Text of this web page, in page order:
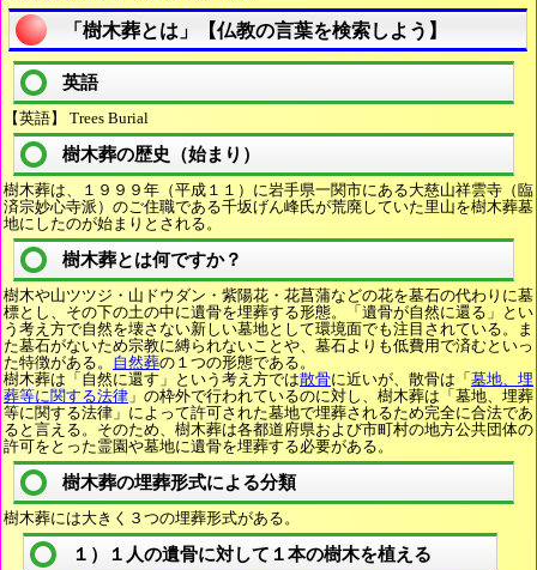
「樹木葬とは」【仏教の言葉を検索しよう】
英語
【英語】 Trees Burial
樹木葬の歴史（始まり）
樹木葬は、１９９９年（平成１１）に岩手県一関市にある大慈山祥雲寺（臨
済宗妙心寺派）のご住職である千坂げん峰氏が荒廃していた里山を樹木葬墓
地にしたのが始まりとされる。
樹木葬とは何ですか？
樹木や山ツツジ・山ドウダン・紫陽花・花菖蒲などの花を墓石の代わりに墓
標とし、その下の土の中に遺骨を埋葬する形態。「遺骨が自然に還る」とい
う考え方で自然を壊さない新しい墓地として環境面でも注目されている。ま
た墓石がないため宗教に縛られないことや、墓石よりも低費用で済むといっ
た特徴がある。 自然葬の１つの形態である。
樹木葬は「自然に還す」という考え方では散骨に近いが、散骨は「墓地、埋
葬等に関する法律 」の枠外で行われているのに対し、樹木葬は「墓地、埋葬
等に関する法律」によって許可された墓地で埋葬されるため完全に合法であ
ると言える。そのため、樹木葬は各都道府県および市町村の地方公共団体の
許可をとった霊園や墓地に遺骨を埋葬する必要がある。
樹木葬の埋葬形式による分類
樹木葬には大きく３つの埋葬形式がある。
１）１人の遺骨に対して１本の樹木を植える